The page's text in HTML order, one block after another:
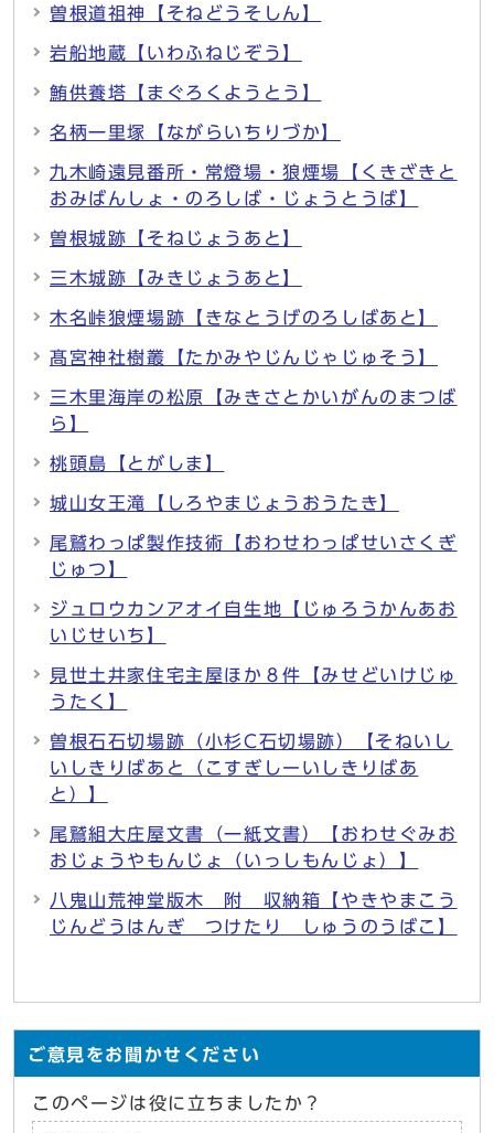
曽根道祖神【そねどうそしん】
岩船地蔵【いわふねじぞう】
鮪供養塔【まぐろくようとう】
名柄一里塚【ながらいちりづか】
九木崎遠見番所・常燈場・狼煙場【くきざきと
おみばんしょ・のろしば・じょうとうば】
曽根城跡【そねじょうあと】
三木城跡【みきじょうあと】
木名峠狼煙場跡【きなとうげのろしばあと】
髙宮神社樹叢【たかみやじんじゃじゅそう】
三木里海岸の松原【みきさとかいがんのまつば
ら】
桃頭島【とがしま】
城山女王滝【しろやまじょうおうたき】
尾鷲わっぱ製作技術【おわせわっぱせいさくぎ
じゅつ】
ジュロウカンアオイ自生地【じゅろうかんあお
いじせいち】
見世土井家住宅主屋ほか８件【みせどいけじゅ
うたく】
曽根石石切場跡（小杉C石切場跡）【そねいし
いしきりばあと（こすぎしーいしきりばあ
と）】
尾鷲組大庄屋文書（一紙文書）【おわせぐみお
おじょうやもんじょ（いっしもんじょ）】
八鬼山荒神堂版木 附 収納箱【やきやまこう
じんどうはんぎ つけたり しゅうのうばこ】
ご意見をお聞かせください
このページは役に立ちましたか？